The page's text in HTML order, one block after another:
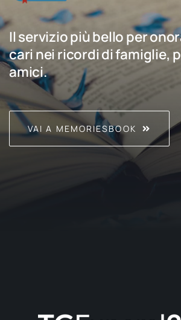
Il servizio più bello per
cari nei ricordi di famiglie,
amici.
VAI A MEMORIESBOOK